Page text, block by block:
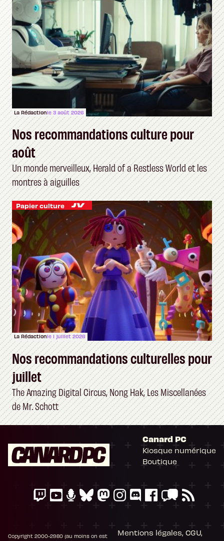
La Rédactionle 3 août 2026
Nos recommandations culture pour
août
Un monde merveilleux, Herald of a Restless World et les
montres à aiguilles
Papier culture
La Rédactionle 1 juillet 2026
Nos recommandations culturelles pour
juillet
The Amazing Digital Circus, Nong Hak, Les Miscellanées
de Mr. Schott
Canard PC
Kiosque numérique
Boutique
Copyright 2000-2980 (au moins on est
Mentions légales, CGU,